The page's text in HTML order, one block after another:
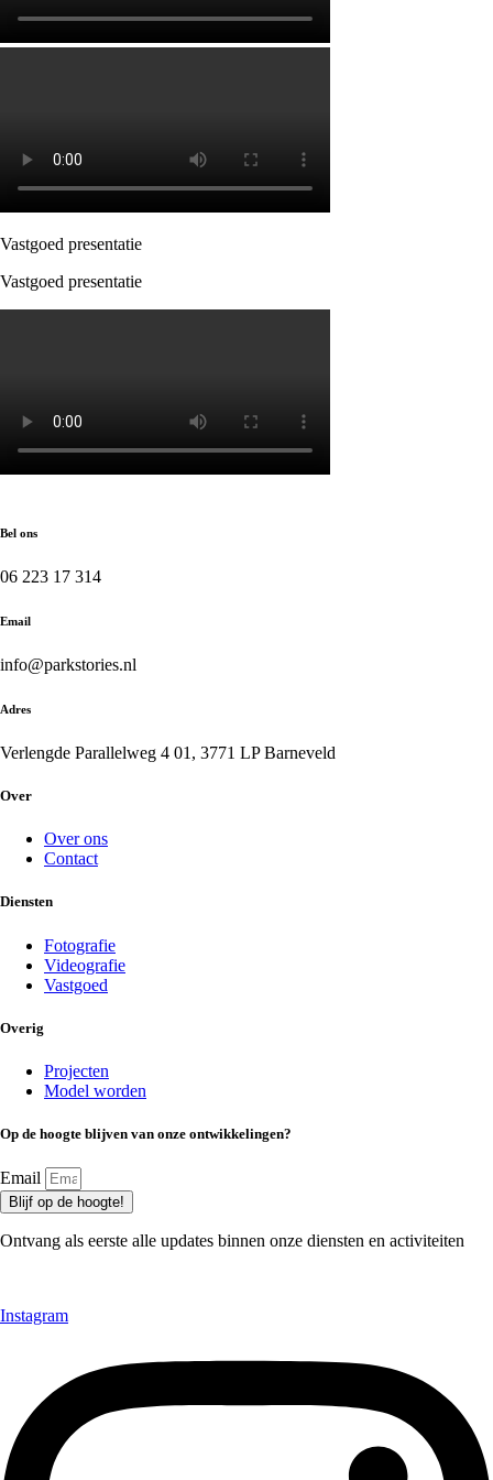
Vastgoed presentatie
Vastgoed presentatie
Bel ons
06 223 17 314
Email
info@parkstories.nl
Adres
Verlengde Parallelweg 4 01, 3771 LP Barneveld
Over
Over ons
Contact
Diensten
Fotografie
Videografie
Vastgoed
Overig
Projecten
Model worden
Op de hoogte blijven van onze ontwikkelingen?
Email
Blijf op de hoogte!
Ontvang als eerste alle updates binnen onze diensten en activiteiten
Instagram